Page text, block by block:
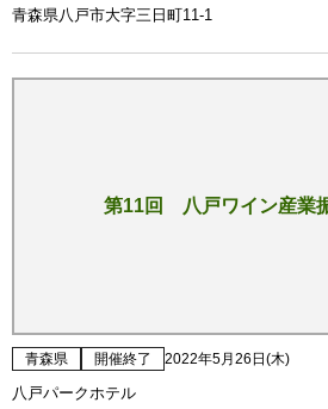
青森県八戸市大字三日町11-1
第11回 八戸ワイン産業
青森県 開催終了 2022年5月26日(木)
八戸パークホテル